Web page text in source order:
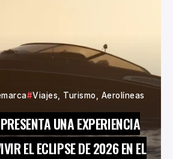
Viajes, Turismo, Aerolíneas
UNA EXPERIENCIA
EL ECLIPSE DE 2026 EN EL